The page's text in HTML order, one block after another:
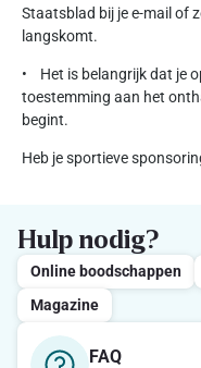
Staatsblad bij je e-mail of
langskomt.
• Het is belangrijk dat je
toestemming aan het
begint.
Heb je sportieve
Hulp nodig?
Online boodschappen
Magazine
FAQ